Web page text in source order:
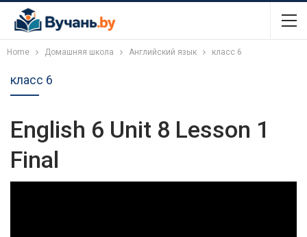
Home Домашняя школа Английский язык класс 6
класс 6
English 6 Unit 8 Lesson 1
Final